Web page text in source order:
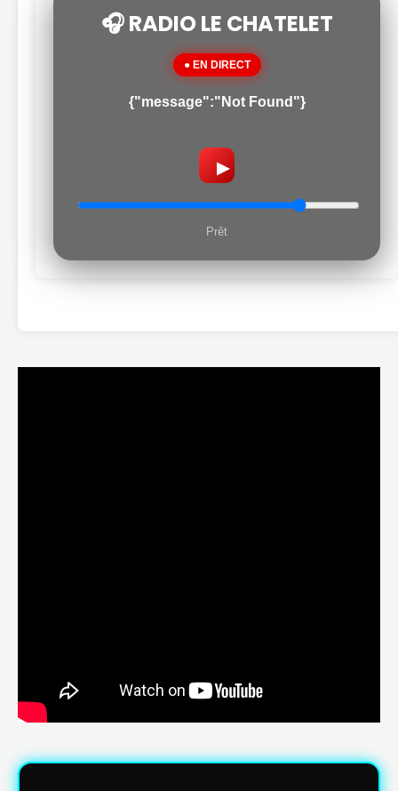
🎧 RADIO LE CHATELET
● EN DIRECT
{"message":"Not Found"}
▶
Prêt